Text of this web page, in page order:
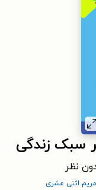
سبک زندگی
نظر
مریم اثنی عشری